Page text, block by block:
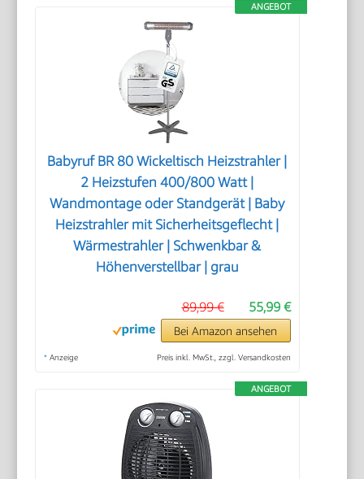
ANGEBOT
Babyruf BR 80 Wickeltisch Heizstrahler |
2 Heizstufen 400/800 Watt |
Wandmontage oder Standgerät | Baby
Heizstrahler mit Sicherheitsgeflecht |
Wärmestrahler | Schwenkbar &
Höhenverstellbar | grau
55,99 €
89,99 €
Bei Amazon ansehen
* Anzeige Preis inkl. MwSt., zzgl. Versandkosten
ANGEBOT